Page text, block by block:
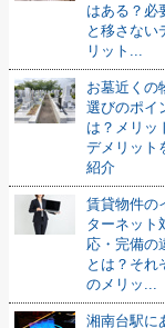
はある？必
と移さない
リット...
お墓近くの
選びのポイ
は？メリッ
デメリット
紹介
賃貸物件の
ターネット
応・完備の
とは？それ
のメリッ...
湘南台駅に